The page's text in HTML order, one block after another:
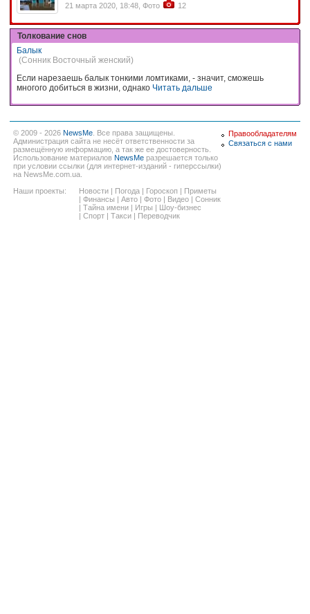
21 марта 2020, 18:48, Фото 12
Толкование снов
Балык
(Сонник Восточный женский)
Если нарезаешь балык тонкими ломтиками, - значит, сможешь
многого добиться в жизни, однако Читать дальше
© 2009 - 2026 NewsMe . Все права защищены.
Администрация сайта не несёт ответственности за
размещённую информацию, а так же ее достоверность.
Использование материалов NewsMe разрешается только
при условии ссылки (для интернет-изданий - гиперссылки)
на NewsMe.com.ua.
Наши проекты:
Новости | Погода | Гороскоп | Приметы
| Финансы | Авто | Фото | Видео | Сонник
| Тайна имени | Игры | Шоу-бизнес
| Спорт | Такси | Переводчик
Правообладателям
Связаться с нами